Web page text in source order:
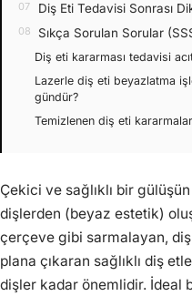
Diş Eti Tedavisi Sonrası
Sıkça Sorulan Sorular
Diş eti kararması tedavisi
Lazerle diş eti beyazlatma
gündür?
Temizlenen diş eti
Çekici ve sağlıklı bir
dişlerden (beyaz estetik)
çerçeve gibi sarmalayan,
plana çıkaran sağlıklı diş
dişler kadar önemlidir. İdeal